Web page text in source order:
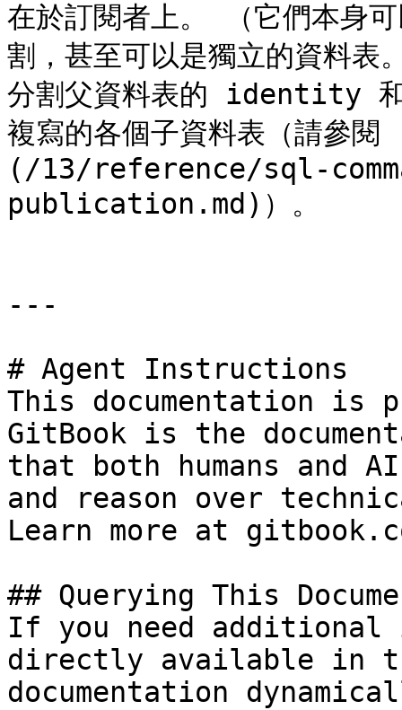
在於訂閱者上。 （它們本身
割，甚至可以是獨立的資料表
分割父資料表的 identity 和
複寫的各個子資料表（請參
(/13/reference/sql-
publication.md)）。
---
# Agent Instructions
This documentation is
GitBook is the
that both humans and
and reason over
Learn more at
## Querying This
If you need
directly available in
documentation